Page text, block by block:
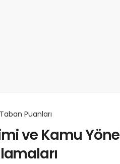
Puanları
ve Kamu